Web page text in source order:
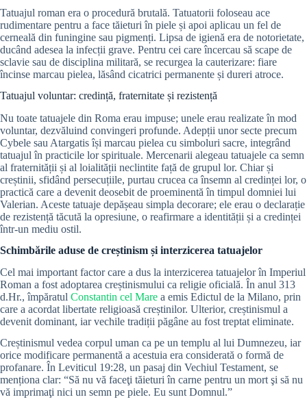
Tatuajul roman era o procedură brutală. Tatuatorii foloseau ace
rudimentare pentru a face tăieturi în piele și apoi aplicau un fel de
cerneală din funingine sau pigmenți. Lipsa de igienă era de notorietate,
ducând adesea la infecții grave. Pentru cei care încercau să scape de
sclavie sau de disciplina militară, se recurgea la cauterizare: fiare
încinse marcau pielea, lăsând cicatrici permanente și dureri atroce.
Tatuajul voluntar: credință, fraternitate și rezistență
Nu toate tatuajele din Roma erau impuse; unele erau realizate în mod
voluntar, dezvăluind convingeri profunde. Adepții unor secte precum
Cybele sau Atargatis își marcau pielea cu simboluri sacre, integrând
tatuajul în practicile lor spirituale. Mercenarii alegeau tatuajele ca semn
al fraternității și al loialității neclintite față de grupul lor. Chiar și
creștinii, sfidând persecuțiile, purtau crucea ca însemn al credinței lor, o
practică care a devenit deosebit de proeminentă în timpul domniei lui
Valerian. Aceste tatuaje depășeau simpla decorare; ele erau o declarație
de rezistență tăcută la opresiune, o reafirmare a identității și a credinței
într-un mediu ostil.
Schimbările aduse de creștinism și interzicerea tatuajelor
Cel mai important factor care a dus la interzicerea tatuajelor în Imperiul
Roman a fost adoptarea creștinismului ca religie oficială. În anul 313
d.Hr., împăratul Constantin cel Mare a emis Edictul de la Milano, prin
care a acordat libertate religioasă creștinilor. Ulterior, creștinismul a
devenit dominant, iar vechile tradiții păgâne au fost treptat eliminate.
Creștinismul vedea corpul uman ca pe un templu al lui Dumnezeu, iar
orice modificare permanentă a acestuia era considerată o formă de
profanare. În Leviticul 19:28, un pasaj din Vechiul Testament, se
menționa clar: “Să nu vă faceţi tăieturi în carne pentru un mort şi să nu
vă imprimaţi nici un semn pe piele. Eu sunt Domnul.”